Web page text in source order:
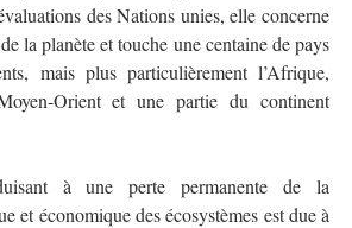
des Nations unies, elle concerne
la planète et touche une centaine de pays
mais plus particulièrement l’Afrique,
Orient et une partie du continent
à une perte permanente de la
et économique des écosystèmes est due à